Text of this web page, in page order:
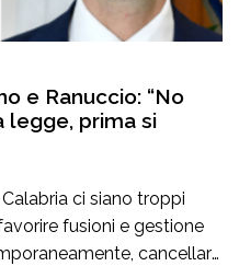
e Ranuccio: “No
legge, prima si
ci siano troppi
fusioni e gestione
cancellare